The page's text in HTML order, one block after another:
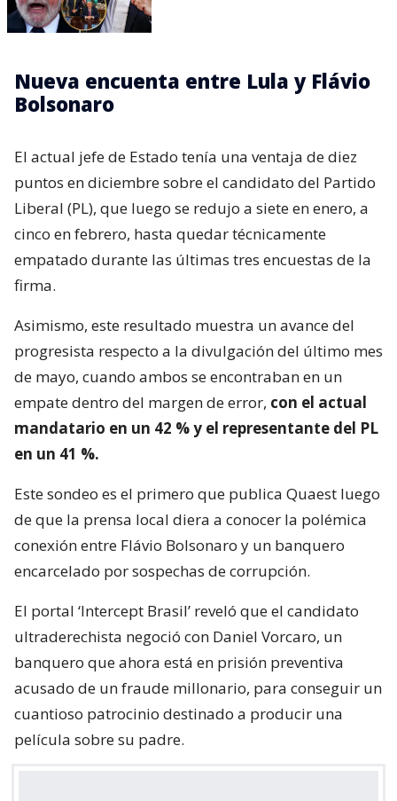
Nueva encuenta entre Lula y Flávio
Bolsonaro
El actual jefe de Estado tenía una ventaja de diez
puntos en diciembre sobre el candidato del Partido
Liberal (PL), que luego se redujo a siete en enero, a
cinco en febrero, hasta quedar técnicamente
empatado durante las últimas tres encuestas de la
firma.
Asimismo, este resultado muestra un avance del
progresista respecto a la divulgación del último mes
de mayo, cuando ambos se encontraban en un
empate dentro del margen de error, con el actual
mandatario en un 42 % y el representante del PL
en un 41 %.
Este sondeo es el primero que publica Quaest luego
de que la prensa local diera a conocer la polémica
conexión entre Flávio Bolsonaro y un banquero
encarcelado por sospechas de corrupción.
El portal ‘Intercept Brasil’ reveló que el candidato
ultraderechista negoció con Daniel Vorcaro, un
banquero que ahora está en prisión preventiva
acusado de un fraude millonario, para conseguir un
cuantioso patrocinio destinado a producir una
película sobre su padre.